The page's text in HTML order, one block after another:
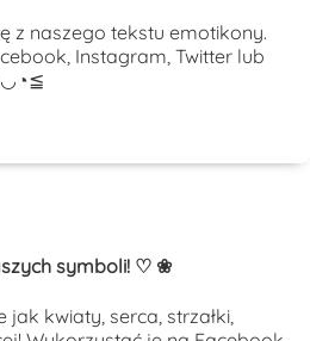
z naszego tekstu emotikony.
Instagram, Twitter lub
symboli! ♡ ❀
kwiaty, serca, strzałki,